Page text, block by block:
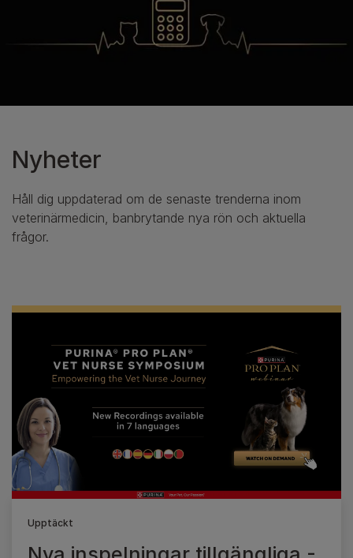
Nyheter
Håll dig uppdaterad om de senaste trenderna inom
veterinärmedicin, banbrytande nya rön och aktuella
frågor.
Upptäckt